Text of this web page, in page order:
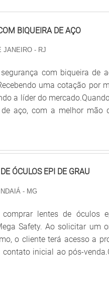
BIQUEIRA DE AÇO
JANEIRO - RJ
com biqueira de
uma cotação por
a líder do
aço, com a melhor mão
ÓCULOS EPI DE GRAU
- MG
lentes de óculos
Safety. Ao solicitar um
o cliente terá acesso a
inicial ao pós-
epi de grau, com os
assertividade e